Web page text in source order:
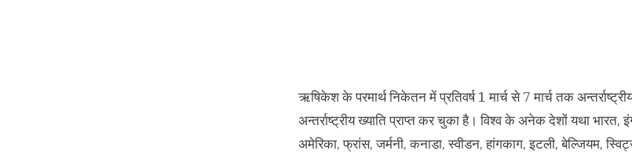
ऋषिकेश के परमार्थ निकेतन में प्रतिवर्ष 1 मार्च से 7 मार्च तक
अन्तर्राष्ट्रीय ख्याति प्राप्त कर चुका है। विश्व के अनेक देशों यथा भारत,
अमेरिका, फ्रांस, जर्मनी, कनाडा, स्वीडन, हांगकाग, इटली, बेल्जियम,